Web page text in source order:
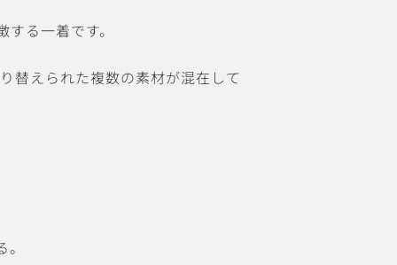
る一着です。
替えられた複数の素材が混在して